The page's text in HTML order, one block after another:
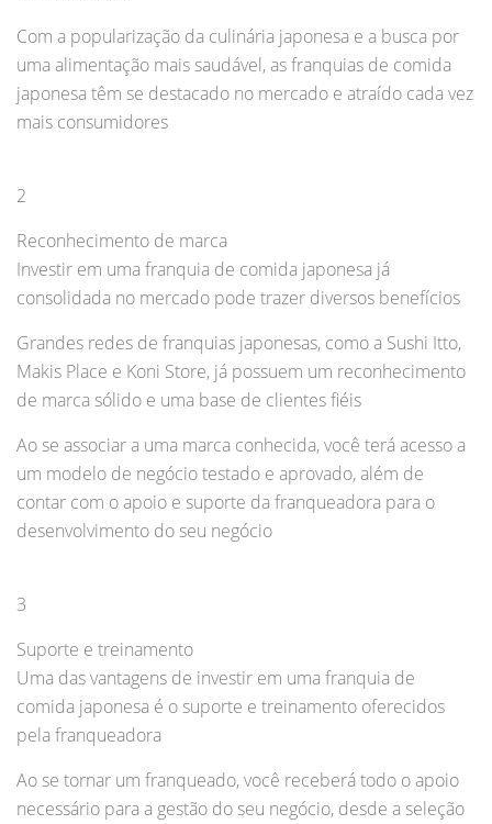
Com a popularização da culinária japonesa e a busca por
uma alimentação mais saudável, as franquias de comida
japonesa têm se destacado no mercado e atraído cada vez
mais consumidores
2
Reconhecimento de marca
Investir em uma franquia de comida japonesa já
consolidada no mercado pode trazer diversos benefícios
Grandes redes de franquias japonesas, como a Sushi Itto,
Makis Place e Koni Store, já possuem um reconhecimento
de marca sólido e uma base de clientes fiéis
Ao se associar a uma marca conhecida, você terá acesso a
um modelo de negócio testado e aprovado, além de
contar com o apoio e suporte da franqueadora para o
desenvolvimento do seu negócio
3
Suporte e treinamento
Uma das vantagens de investir em uma franquia de
comida japonesa é o suporte e treinamento oferecidos
pela franqueadora
Ao se tornar um franqueado, você receberá todo o apoio
necessário para a gestão do seu negócio, desde a seleção